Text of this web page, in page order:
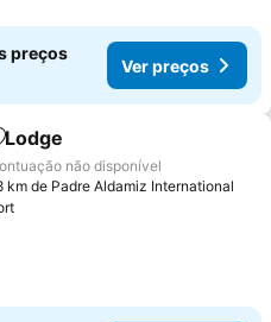
preços
Ver preços
aos favoritos
Lodge
não disponível
km de Padre Aldamiz International